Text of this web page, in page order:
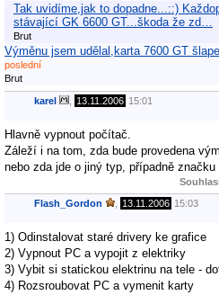
Tak uvidíme,jak to dopadne...::)
stávající GK 6600 GT...škoda že zd…
Brut
Výměnu jsem udělal,karta 7600 GT
poslední
Brut
karel 13.11.2006 15:01
Hlavně vypnout počítač.
Záleží i na tom, zda bude provedena
nebo zda jde o jiný typ, případně značku
Flash_Gordon 13.11.2006 15:03
1) Odinstalovat staré drivery ke grafice
2) Vypnout PC a vypojit z elektriky
3) Vybit si statickou elektrinu na tele -
4) Rozsroubovat PC a vymenit karty